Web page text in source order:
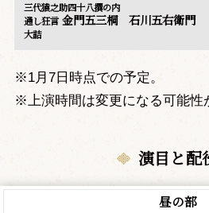
三代猿之助四十八撰の内
通し狂言金門五三桐 石川五右衛門
大詰
※1月7日時点での予定。
※上演時間は変更になる可能性
演目と配
昼の部